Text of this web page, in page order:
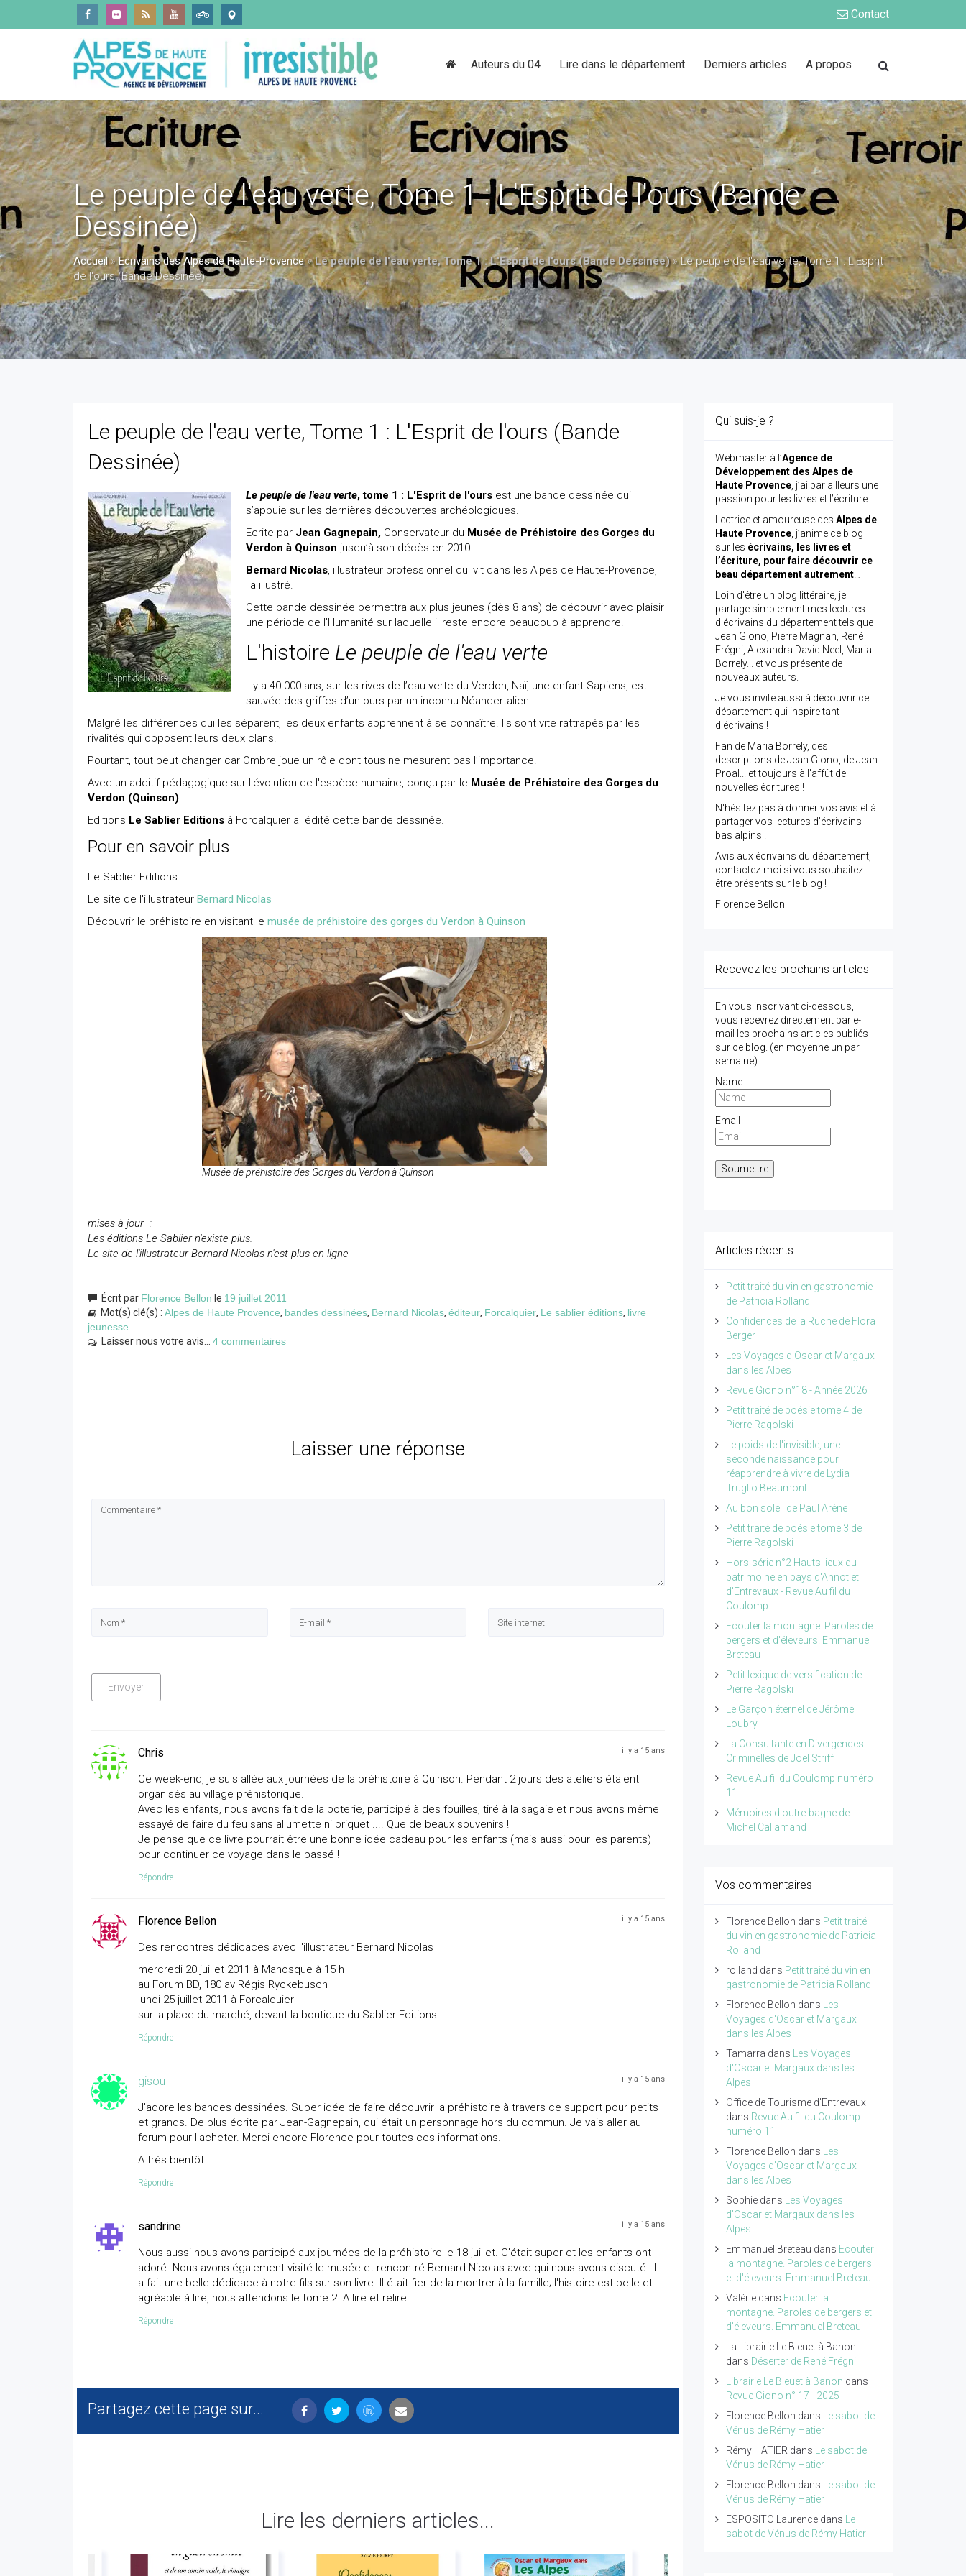
Contact
Auteurs du 04 Lire dans le département Derniers articles A propos
Le peuple de l'eau verte, Tome 1 : L'Esprit de l'ours (Bande
Dessinée)
Accueil»Ecrivains des Alpes de Haute-Provence»Le peuple de l'eau verte, Tome 1 : L'Esprit de l'ours (Bande Dessinée)» Le peuple de l'eau verte, Tome 1 : L'Esprit
de l'ours (Bande Dessinée)
Le peuple de l'eau verte, Tome 1 : L'Esprit de l'ours (Bande
Dessinée)
Le peuple de l'eau verte, tome 1 : L'Esprit de l'ours est une bande dessinée qui
s’appuie sur les dernières découvertes archéologiques.
Ecrite par Jean Gagnepain, Conservateur du Musée de Préhistoire des Gorges du
Verdon à Quinson jusqu’à son décès en 2010.
Bernard Nicolas, illustrateur professionnel qui vit dans les Alpes de Haute-Provence,
l'a illustré.
Cette bande dessinée permettra aux plus jeunes (dès 8 ans) de découvrir avec plaisir
une période de l’Humanité sur laquelle il reste encore beaucoup à apprendre.
L'histoire Le peuple de l'eau verte
Il y a 40 000 ans, sur les rives de l’eau verte du Verdon, Naï, une enfant Sapiens, est
sauvée des griffes d’un ours par un inconnu Néandertalien…
Malgré les différences qui les séparent, les deux enfants apprennent à se connaître. Ils sont vite rattrapés par les
rivalités qui opposent leurs deux clans.
Pourtant, tout peut changer car Ombre joue un rôle dont tous ne mesurent pas l’importance.
Avec un additif pédagogique sur l'évolution de l'espèce humaine, conçu par le Musée de Préhistoire des Gorges du
Verdon (Quinson).
Editions Le Sablier Editions à Forcalquier a édité cette bande dessinée.
Pour en savoir plus
Le Sablier Editions
Le site de l'illustrateur Bernard Nicolas
Découvrir le préhistoire en visitant le musée de préhistoire des gorges du Verdon à Quinson
Musée de préhistoire des Gorges du Verdon à Quinson
mises à jour :
Les éditions Le Sablier n'existe plus.
Le site de l'illustrateur Bernard Nicolas n'est plus en ligne
Écrit par Florence Bellon le 19 juillet 2011
Mot(s) clé(s) : Alpes de Haute Provence, bandes dessinées, Bernard Nicolas, éditeur, Forcalquier, Le sablier éditions, livre
jeunesse
Laisser nous votre avis... 4 commentaires
Laisser une réponse
Chris il y a 15 ans
Ce week-end, je suis allée aux journées de la préhistoire à Quinson. Pendant 2 jours des ateliers étaient
organisés au village préhistorique.
Avec les enfants, nous avons fait de la poterie, participé à des fouilles, tiré à la sagaie et nous avons même
essayé de faire du feu sans allumette ni briquet .... Que de beaux souvenirs !
Je pense que ce livre pourrait être une bonne idée cadeau pour les enfants (mais aussi pour les parents)
pour continuer ce voyage dans le passé !
Répondre
Florence Bellon il y a 15 ans
Des rencontres dédicaces avec l'illustrateur Bernard Nicolas
mercredi 20 juillet 2011 à Manosque à 15 h
au Forum BD, 180 av Régis Ryckebusch
lundi 25 juillet 2011 à Forcalquier
sur la place du marché, devant la boutique du Sablier Editions
Répondre
gisou il y a 15 ans
J'adore les bandes dessinées. Super idée de faire découvrir la préhistoire à travers ce support pour petits
et grands. De plus écrite par Jean-Gagnepain, qui était un personnage hors du commun. Je vais aller au
forum pour l'acheter. Merci encore Florence pour toutes ces informations.
A trés bientôt.
Répondre
sandrine il y a 15 ans
Nous aussi nous avons participé aux journées de la préhistoire le 18 juillet. C'était super et les enfants ont
adoré. Nous avons également visité le musée et rencontré Bernard Nicolas avec qui nous avons discuté. Il
a fait une belle dédicace à notre fils sur son livre. Il était fier de la montrer à la famille; l'histoire est belle et
agréable à lire, nous attendons le tome 2. A lire et relire.
Répondre
Partagez cette page sur...
Lire les derniers articles...
Qui suis-je ?
Webmaster à l’Agence de
Développement des Alpes de
Haute Provence, j’ai par ailleurs une
passion pour les livres et l’écriture.
Lectrice et amoureuse des Alpes de
Haute Provence, j’anime ce blog
sur les écrivains, les livres et
l’écriture, pour faire découvrir ce
beau département autrement…
Loin d'être un blog littéraire, je
partage simplement mes lectures
d'écrivains du département tels que
Jean Giono, Pierre Magnan, René
Frégni, Alexandra David Neel, Maria
Borrely... et vous présente de
nouveaux auteurs.
Je vous invite aussi à découvrir ce
département qui inspire tant
d'écrivains !
Fan de Maria Borrely, des
descriptions de Jean Giono, de Jean
Proal... et toujours à l'affût de
nouvelles écritures !
N'hésitez pas à donner vos avis et à
partager vos lectures d'écrivains
bas alpins !
Avis aux écrivains du département,
contactez-moi si vous souhaitez
être présents sur le blog !
Florence Bellon
Recevez les prochains articles
En vous inscrivant ci-dessous,
vous recevrez directement par e-
mail les prochains articles publiés
sur ce blog. (en moyenne un par
semaine)
Name
Email
Articles récents
Petit traité du vin en gastronomie
de Patricia Rolland
Confidences de la Ruche de Flora
Berger
Les Voyages d'Oscar et Margaux
dans les Alpes
Revue Giono n°18 - Année 2026
Petit traité de poésie tome 4 de
Pierre Ragolski
Le poids de l'invisible, une
seconde naissance pour
réapprendre à vivre de Lydia
Truglio Beaumont
Au bon soleil de Paul Arène
Petit traité de poésie tome 3 de
Pierre Ragolski
Hors-série n°2 Hauts lieux du
patrimoine en pays d'Annot et
d'Entrevaux - Revue Au fil du
Coulomp
Ecouter la montagne. Paroles de
bergers et d'éleveurs. Emmanuel
Breteau
Petit lexique de versification de
Pierre Ragolski
Le Garçon éternel de Jérôme
Loubry
La Consultante en Divergences
Criminelles de Joël Striff
Revue Au fil du Coulomp numéro
11
Mémoires d'outre-bagne de
Michel Callamand
Vos commentaires
Florence Bellon dans Petit traité
du vin en gastronomie de Patricia
Rolland
rolland dans Petit traité du vin en
gastronomie de Patricia Rolland
Florence Bellon dans
Les
Voyages d'Oscar et Margaux
dans les Alpes
Tamarra dans
Les Voyages
d'Oscar et Margaux dans les
Alpes
Office de Tourisme d'Entrevaux
dans Revue Au fil du Coulomp
numéro 11
Florence Bellon dans
Les
Voyages d'Oscar et Margaux
dans les Alpes
Sophiedans
Les Voyages
d'Oscar et Margaux dans les
Alpes
Emmanuel Breteau dans Ecouter
la montagne. Paroles de bergers
et d'éleveurs. Emmanuel Breteau
Valériedans Ecouter la
montagne. Paroles de bergers et
d'éleveurs. Emmanuel Breteau
La Librairie Le Bleuet à Banon
dans Déserter de René Frégni
Librairie Le Bleuet à Banon dans
Revue Giono n° 17 - 2025
Florence Bellon dans
Le sabot de
Vénus de Rémy Hatier
Rémy HATIER dans
Le sabot de
Vénus de Rémy Hatier
Florence Bellon dans
Le sabot de
Vénus de Rémy Hatier
ESPOSITO Laurencedans
Le
sabot de Vénus de Rémy Hatier